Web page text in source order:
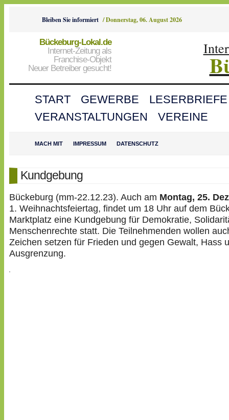
Bleiben Sie informiert /Donnerstag, 06. August 2026
Bückeburg-Lokal.de
Internet-Zeitung als
Franchise-Objekt
Neuer Betreiber gesucht!
START GEWERBE
LESERBRIEFE
VERANSTALTUNGEN
VEREINE
MACH MIT IMPRESSUM DATENSCHUTZ
Kundgebung
Bückeburg (mm-22.12.23). Auch am Montag, 25.
1. Weihnachtsfeiertag, findet um 18 Uhr auf dem
Marktplatz eine Kundgebung für Demokratie,
Menschenrechte statt. Die Teilnehmenden wollen
Zeichen setzen für Frieden und gegen Gewalt, Hass
Ausgrenzung.